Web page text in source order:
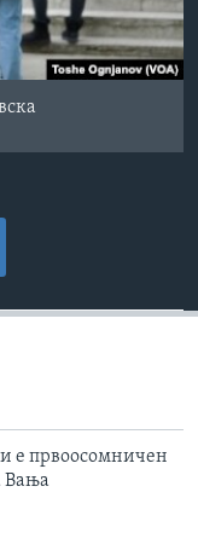
е првоосомничен
Вања